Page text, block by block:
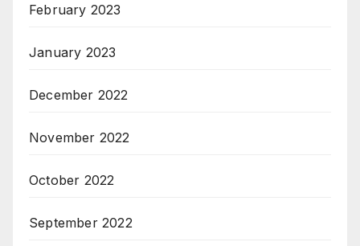
February 2023
January 2023
December 2022
November 2022
October 2022
September 2022